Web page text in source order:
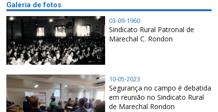
Galeria de fotos
03-09-1960
Sindicato Rural Patronal de
Marechal C. Rondon
10-05-2023
Segurança no campo é debatida
em reunião no Sindicato Rural
de Marechal Rondon